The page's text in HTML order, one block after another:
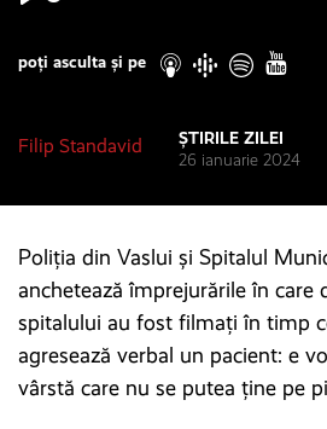
poți asculta și pe
Filip Standavid
ȘTIRILE ZILEI
26 ianuarie 2024
Poliția din Vaslui și Spitalul
anchetează împrejurările în care
spitalului au fost filmaţi în timp
agresează verbal un pacient: e
vârstă care nu se putea ţine pe